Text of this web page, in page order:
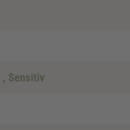
, Sensitiv